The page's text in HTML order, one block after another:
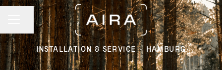
KARRIEREMENÜ
Seite teilen
INSTALLATION & SERVICE· HAMBURG